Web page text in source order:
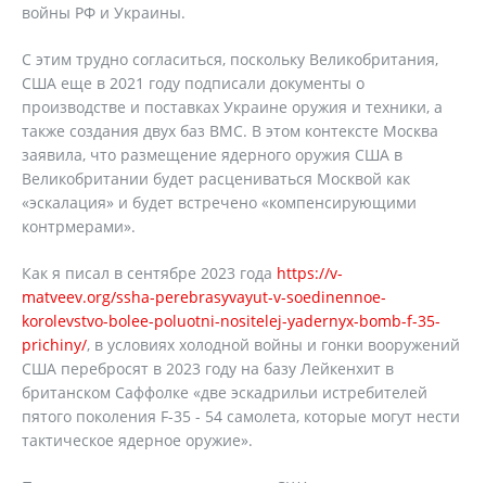
войны РФ и Украины.
С этим трудно согласиться, поскольку Великобритания,
США еще в 2021 году подписали документы о
производстве и поставках Украине оружия и техники, а
также создания двух баз ВМС. В этом контексте Москва
заявила, что размещение ядерного оружия США в
Великобритании будет расцениваться Москвой как
«эскалация» и будет встречено «компенсирующими
контрмерами».
Как я писал в сентябре 2023 года https://v-
matveev.org/ssha-perebrasyvayut-v-soedinennoe-
korolevstvo-bolee-poluotni-nositelej-yadernyx-bomb-f-35-
prichiny/, в условиях холодной войны и гонки вооружений
США перебросят в 2023 году на базу Лейкенхит в
британском Саффолке «две эскадрильи истребителей
пятого поколения F-35 - 54 самолета, которые могут нести
тактическое ядерное оружие».